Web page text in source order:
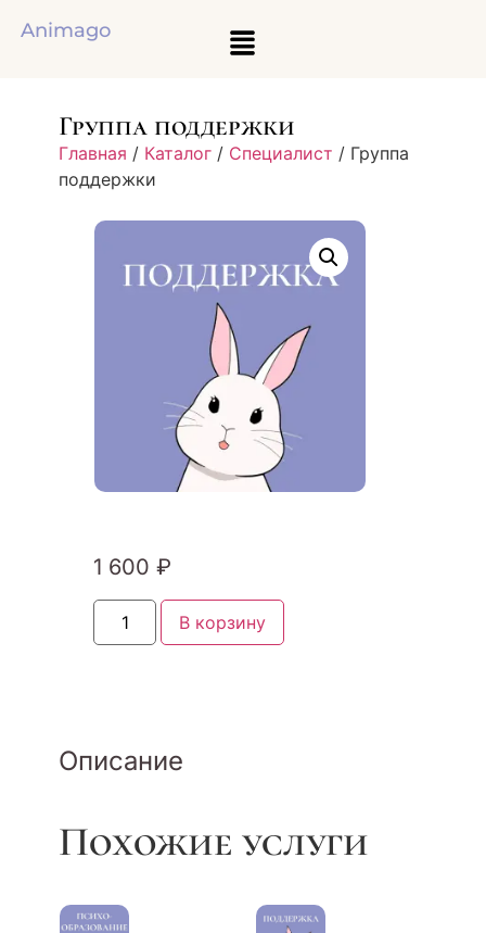
Animago
Группа поддержки
Главная / Каталог/ Специалист / Группа
поддержки
1 600₽
В корзину
Описание